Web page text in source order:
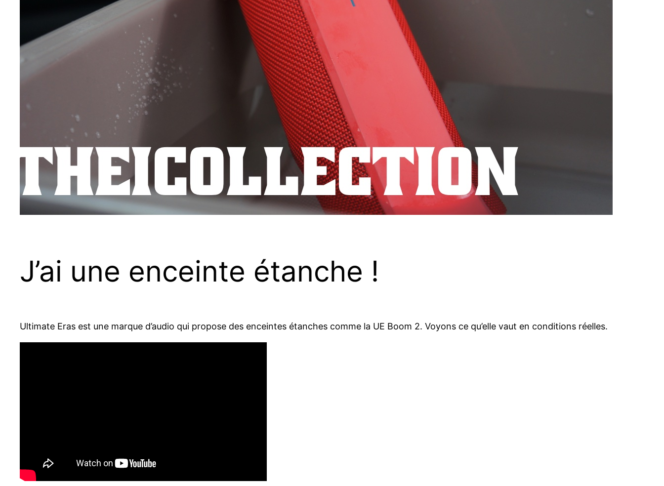
J’ai une enceinte étanche !
Ultimate Eras est une marque d’audio qui propose des enceintes étanches comme la UE Boom 2. Voyons ce qu’elle vaut en conditions réelles.